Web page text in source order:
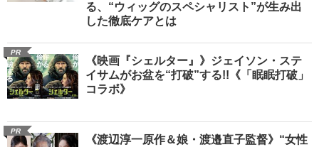
る、“ウィッグのスペシャリスト”が生み出
した徹底ケアとは
PR
《映画『シェルター』》ジェイソン・ステ
イサムがお盆を“打破”する!!《「眠眠打破」
コラボ》
PR
《渡辺淳一原作＆娘・渡邉直子監督》“女性